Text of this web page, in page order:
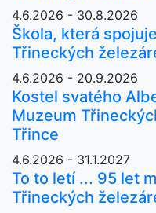
4.6.2026 - 30.8.2026
Škola, která
Třineckých
4.6.2026 - 20.9.2026
Kostel svatého
Muzeum
Třince
4.6.2026 - 31.1.2027
To to letí ... 95 let
Třineckých